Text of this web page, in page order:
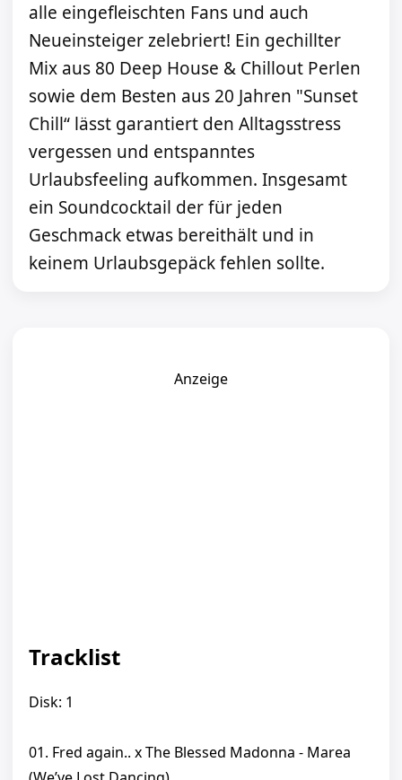
alle eingefleischten Fans und auch
Neueinsteiger zelebriert! Ein gechillter
Mix aus 80 Deep House & Chillout Perlen
sowie dem Besten aus 20 Jahren "Sunset
Chill“ lässt garantiert den Alltagsstress
vergessen und entspanntes
Urlaubsfeeling aufkommen. Insgesamt
ein Soundcocktail der für jeden
Geschmack etwas bereithält und in
keinem Urlaubsgepäck fehlen sollte.
Anzeige
Tracklist
Disk: 1
01. Fred again.. x The Blessed Madonna - Marea